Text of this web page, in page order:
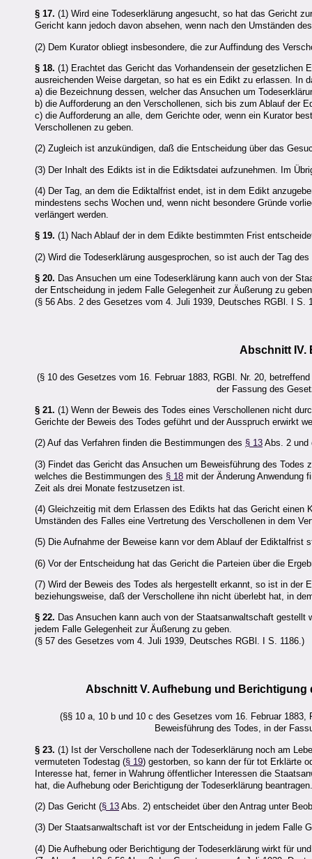
§ 17. (1) Wird eine Todeserklärung angesucht, so hat das Gericht
Gericht kann jedoch davon absehen, wenn nach den Umständen
(2) Dem Kurator obliegt insbesondere, die zur Auffindung des
§ 18. (1) Erachtet das Gericht das Vorhandensein der gesetzlichen
ausreichenden Weise dargetan, so hat es ein Edikt zu erlassen. In
a) die Bezeichnung dessen, welcher das Ansuchen um
b) die Aufforderung an den Verschollenen, sich bis zum Ablauf der
c) die Aufforderung an alle, dem Gerichte oder, wenn ein Kurator
Verschollenen zu geben.
(2) Zugleich ist anzukündigen, daß die Entscheidung über das
(3) Der Inhalt des Edikts ist in die Ediktsdatei aufzunehmen. Im
(4) Der Tag, an dem die Ediktalfrist endet, ist in dem Edikt
mindestens sechs Wochen und, wenn nicht besondere Gründe
verlängert werden.
§ 19. (1) Nach Ablauf der in dem Edikte bestimmten Frist
(2) Wird die Todeserklärung ausgesprochen, so ist auch der Tag
§ 20. Das Ansuchen um eine Todeserklärung kann auch von der
der Entscheidung in jedem Falle Gelegenheit zur Äußerung zu
(§ 56 Abs. 2 des Gesetzes vom 4. Juli 1939, Deutsches RGBl. I S.
Abschnitt IV.
(§ 10 des Gesetzes vom 16. Februar 1883, RGBl. Nr. 20,
der Fassung des
§ 21. (1) Wenn der Beweis des Todes eines Verschollenen nicht
Gerichte der Beweis des Todes geführt und der Ausspruch erwirkt
(2) Auf das Verfahren finden die Bestimmungen des § 13 Abs. 2 und
(3) Findet das Gericht das Ansuchen um Beweisführung des
welches die Bestimmungen des § 18 mit der Änderung Anwendung
Zeit als drei Monate festzusetzen ist.
(4) Gleichzeitig mit dem Erlassen des Edikts hat das Gericht einen
Umständen des Falles eine Vertretung des Verschollenen in dem
(5) Die Aufnahme der Beweise kann vor dem Ablauf der Ediktalfrist
(6) Vor der Entscheidung hat das Gericht die Parteien über die
(7) Wird der Beweis des Todes als hergestellt erkannt, so ist in der
beziehungsweise, daß der Verschollene ihn nicht überlebt hat, in
§ 22. Das Ansuchen kann auch von der Staatsanwaltschaft
jedem Falle Gelegenheit zur Äußerung zu geben.
(§ 57 des Gesetzes vom 4. Juli 1939, Deutsches RGBl. I S. 1186.)
Abschnitt V. Aufhebung und Berichtigung
(§§ 10 a, 10 b und 10 c des Gesetzes vom 16. Februar
Beweisführung des Todes, in der
§ 23. (1) Ist der Verschollene nach der Todeserklärung noch am
vermuteten Todestag (§ 19) gestorben, so kann der für tot Erklärte
Interesse hat, ferner in Wahrung öffentlicher Interessen die
hat, die Aufhebung oder Berichtigung der Todeserklärung beantragen.
(2) Das Gericht (§ 13 Abs. 2) entscheidet über den Antrag unter
(3) Der Staatsanwaltschaft ist vor der Entscheidung in jedem Falle
(4) Die Aufhebung oder Berichtigung der Todeserklärung wirkt für